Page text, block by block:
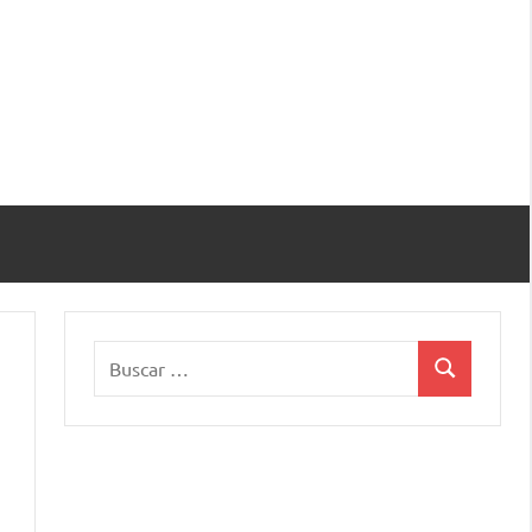
Buscar